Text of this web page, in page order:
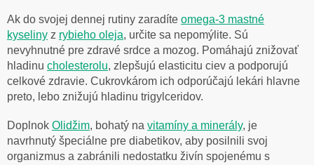
Ak do svojej dennej rutiny zaradíte omega-3 mastné
kyseliny z rybieho oleja, určite sa nepomýlite. Sú
nevyhnutné pre zdravé srdce a mozog. Pomáhajú znižovať
hladinu cholesterolu, zlepšujú elasticitu ciev a podporujú
celkové zdravie. Cukrovkárom ich odporúčajú lekári hlavne
preto, lebo znižujú hladinu trigylceridov.
Doplnok Olidžim, bohatý na vitamíny a minerály, je
navrhnutý špeciálne pre diabetikov, aby posilnili svoj
organizmus a zabránili nedostatku živín spojenému s